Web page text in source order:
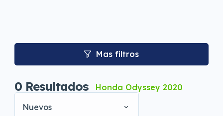
Mas filtros
0 Resultados
Honda Odyssey 2020
Nuevos